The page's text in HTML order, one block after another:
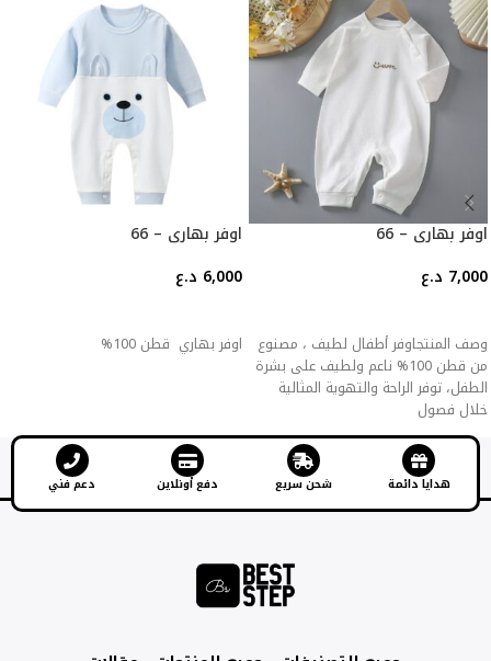
اوفر بهاري – 66
7,000 د.ع
وصف المنتجاوفر أطفال لطيف ، مصنوع
من قطن 100% ناعم ولطيف على بشرة
الطفل، توفر الراحة والتهوية المثالية
خلال فصول
اوفر بهاري – 66
6,000 د.ع
اوفر بهاري قطن 100%
هدايا دائمة شحن سريع دفع أونلاين دعم فني